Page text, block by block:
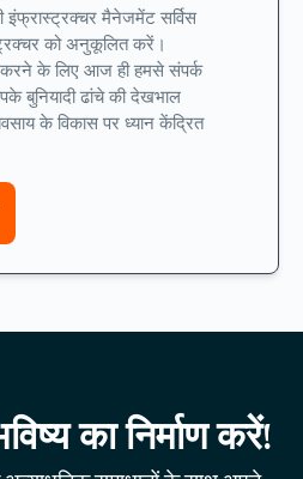
इंफ्रास्ट्रक्चर मैनेजमेंट सर्विस
को अनुकूलित करें।
के लिए आज ही हमसे संपर्क
बुनियादी ढांचे की देखभाल
के विकास पर ध्यान केंद्रित
का निर्माण करें!